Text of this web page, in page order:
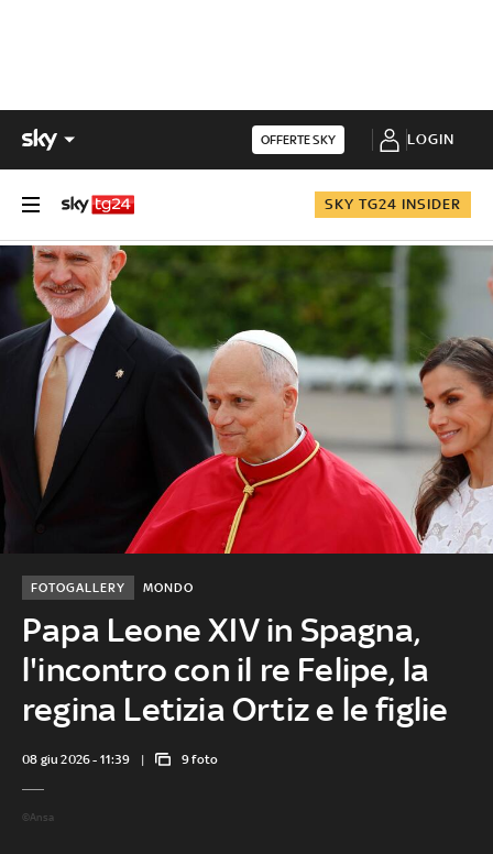
OFFERTE SKY LOGIN
SKY TG24 INSIDER
Papa Leone XIV in Spagna,
l'incontro con il re Felipe, la
regina Letizia Ortiz e le figlie
MONDO
FOTOGALLERY
08 giu 2026 - 11:39 9 foto
©Ansa